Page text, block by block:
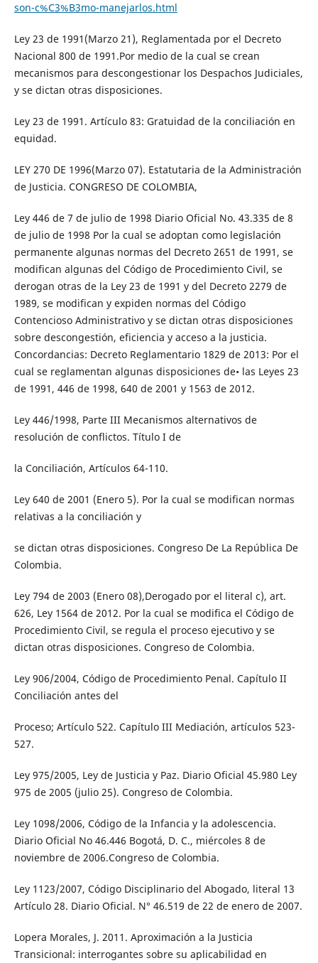
son-c%C3%B3mo-manejarlos.html
Ley 23 de 1991(Marzo 21), Reglamentada por el Decreto
Nacional 800 de 1991.Por medio de la cual se crean
mecanismos para descongestionar los Despachos Judiciales,
y se dictan otras disposiciones.
Ley 23 de 1991. Artículo 83: Gratuidad de la conciliación en
equidad.
LEY 270 DE 1996(Marzo 07). Estatutaria de la Administración
de Justicia. CONGRESO DE COLOMBIA,
Ley 446 de 7 de julio de 1998 Diario Oficial No. 43.335 de 8
de julio de 1998 Por la cual se adoptan como legislación
permanente algunas normas del Decreto 2651 de 1991, se
modifican algunas del Código de Procedimiento Civil, se
derogan otras de la Ley 23 de 1991 y del Decreto 2279 de
1989, se modifican y expiden normas del Código
Contencioso Administrativo y se dictan otras disposiciones
sobre descongestión, eficiencia y acceso a la justicia.
Concordancias: Decreto Reglamentario 1829 de 2013: Por el
cual se reglamentan algunas disposiciones de• las Leyes 23
de 1991, 446 de 1998, 640 de 2001 y 1563 de 2012.
Ley 446/1998, Parte III Mecanismos alternativos de
resolución de conflictos. Título I de
la Conciliación, Artículos 64-110.
Ley 640 de 2001 (Enero 5). Por la cual se modifican normas
relativas a la conciliación y
se dictan otras disposiciones. Congreso De La República De
Colombia.
Ley 794 de 2003 (Enero 08),Derogado por el literal c), art.
626, Ley 1564 de 2012. Por la cual se modifica el Código de
Procedimiento Civil, se regula el proceso ejecutivo y se
dictan otras disposiciones. Congreso de Colombia.
Ley 906/2004, Código de Procedimiento Penal. Capítulo II
Conciliación antes del
Proceso; Artículo 522. Capítulo III Mediación, artículos 523-
527.
Ley 975/2005, Ley de Justicia y Paz. Diario Oficial 45.980 Ley
975 de 2005 (julio 25). Congreso de Colombia.
Ley 1098/2006, Código de la Infancia y la adolescencia.
Diario Oficial No 46.446 Bogotá, D. C., miércoles 8 de
noviembre de 2006.Congreso de Colombia.
Ley 1123/2007, Código Disciplinario del Abogado, literal 13
Artículo 28. Diario Oficial. N° 46.519 de 22 de enero de 2007.
Lopera Morales, J. 2011. Aproximación a la Justicia
Transicional: interrogantes sobre su aplicabilidad en